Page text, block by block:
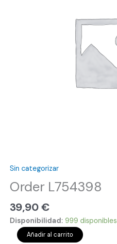
Sin categorizar
Order L754398
39,90 €
Disponibilidad: 999 disponibles
Añadir al carrito